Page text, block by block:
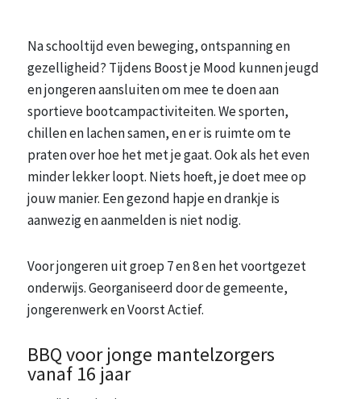
Na schooltijd even beweging, ontspanning en
gezelligheid? Tijdens Boost je Mood kunnen jeugd
en jongeren aansluiten om mee te doen aan
sportieve bootcampactiviteiten. We sporten,
chillen en lachen samen, en er is ruimte om te
praten over hoe het met je gaat. Ook als het even
minder lekker loopt. Niets hoeft, je doet mee op
jouw manier. Een gezond hapje en drankje is
aanwezig en aanmelden is niet nodig.
Voor jongeren uit groep 7 en 8 en het voortgezet
onderwijs. Georganiseerd door de gemeente,
jongerenwerk en Voorst Actief.
BBQ voor jonge mantelzorgers
vanaf 16 jaar